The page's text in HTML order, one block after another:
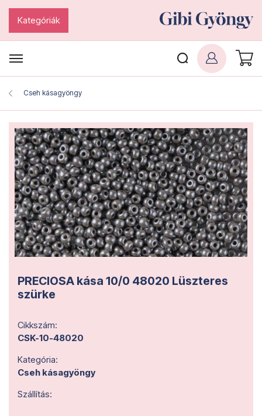
Kategóriák
Cseh kásagyöngy
PRECIOSA kása 10/0 48020 Lüszteres
szürke
Cikkszám:
CSK-10-48020
Kategória:
Cseh kásagyöngy
Szállítás: